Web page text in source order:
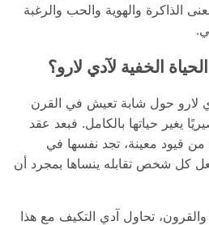
الذاكرة والهوية والحب والرغبة
الخفية لآدي لارو؟
لارو حول شابة تعيش في القرن
يغير حياتها بالكامل. فبعد عقد
قيود معينة، تجد نفسها في
كل شخص تقابله ينساها بمجرد أن
تحاول آدي التكيف مع هذا